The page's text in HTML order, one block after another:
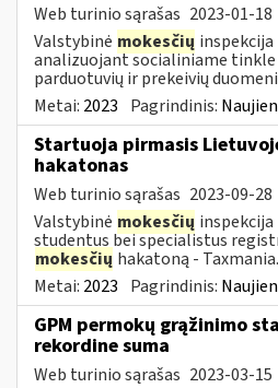
Web turinio sąrašas 2023-01-18
Valstybinė mokesčių
analizuojant socialiniame tinkle
parduotuvių ir prekeivių
Metai: 2023 Pagrindinis:
Startuoja pirmasis
hakatonas
Web turinio sąrašas 2023-09-28
Valstybinė mokesčių inspekcija
studentus bei specialistus
mokesčių hakatoną -
Metai: 2023 Pagrindinis:
GPM permokų grąžinimo
rekordine suma
Web turinio sąrašas 2023-03-15